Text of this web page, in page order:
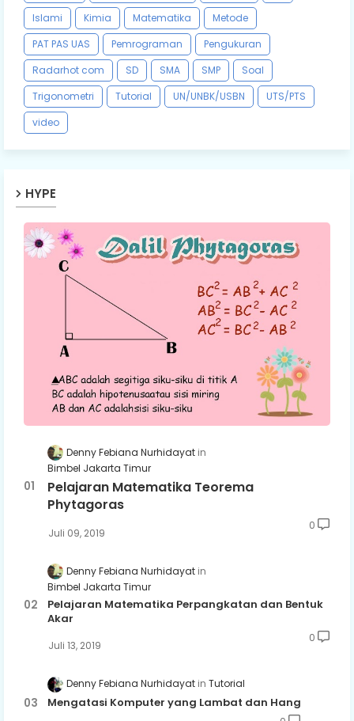
Islami
Kimia Matematika
Metode
PAT PAS UAS
Pemrograman
Pengukuran
Radarhot com
SD SMA SMP
Soal
Trigonometri
Tutorial UN/UNBK/USBN
UTS/PTS
video
HYPE
Denny Febiana Nurhidayat
Bimbel Jakarta Timur
Pelajaran Matematika Teorema
Phytagoras
Juli 09, 2019
0
Denny Febiana Nurhidayat
Bimbel Jakarta Timur
Pelajaran Matematika Perpangkatan dan Bentuk
Akar
Juli 13, 2019
0
Denny Febiana Nurhidayat Tutorial
Mengatasi Komputer yang Lambat dan Hang